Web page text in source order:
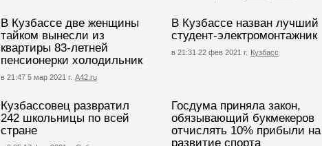
В Кузбассе две женщины
тайком вынесли из
квартиры 83-летней
пенсионерки холодильник
в 21:47 5 мар 2021 г. А42.ru
В Кузбассе назван лучший
студент-электромонтажник
в 21:31 22 фев 2021 г. Кузбасс
Кузбассовец развратил
242 школьницы по всей
стране
Госдума приняла закон,
обязывающий букмекеров
отчислять 10% прибыли на
развитие спорта